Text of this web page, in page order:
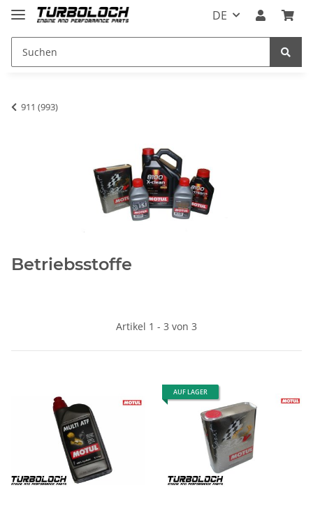
DE
911 (993)
Betriebsstoffe
Artikel 1 - 3 von 3
AUF LAGER